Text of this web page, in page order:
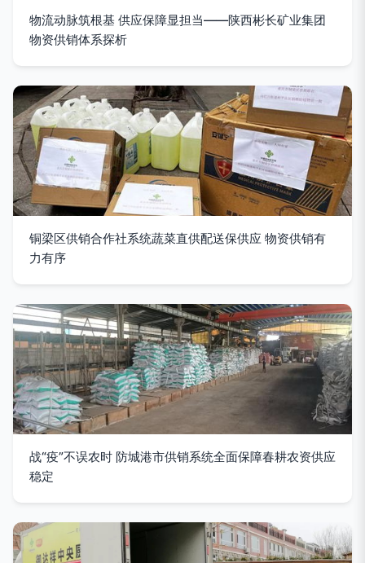
物流动脉筑根基 供应保障显担当——陕西彬长矿业集团
物资供销体系探析
铜梁区供销合作社系统蔬菜直供配送保供应 物资供销有
力有序
战“疫”不误农时 防城港市供销系统全面保障春耕农资供应
稳定